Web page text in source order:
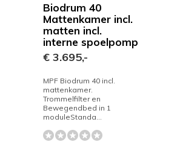
Biodrum 40
Mattenkamer incl.
matten incl.
interne spoelpomp
€ 3.695,-
MPF Biodrum 40 incl.
mattenkamer.
Trommelfilter en
Bewegendbed in 1
moduleStanda...